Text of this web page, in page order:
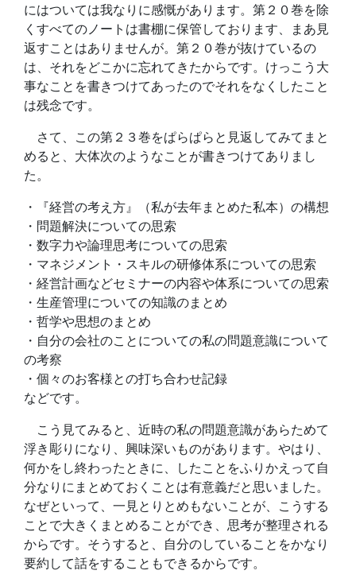
にはついては我なりに感慨があります。第２０巻を除
くすべてのノートは書棚に保管しております、まあ見
返すことはありませんが。第２０巻が抜けているの
は、それをどこかに忘れてきたからです。けっこう大
事なことを書きつけてあったのでそれをなくしたこと
は残念です。
さて、この第２３巻をぱらぱらと見返してみてまと
めると、大体次のようなことが書きつけてありまし
た。
・『経営の考え方』（私が去年まとめた私本）の構想
・問題解決についての思索
・数字力や論理思考についての思索
・マネジメント・スキルの研修体系についての思索
・経営計画などセミナーの内容や体系についての思索
・生産管理についての知識のまとめ
・哲学や思想のまとめ
・自分の会社のことについての私の問題意識について
の考察
・個々のお客様との打ち合わせ記録
などです。
こう見てみると、近時の私の問題意識があらためて
浮き彫りになり、興味深いものがあります。やはり、
何かをし終わったときに、したことをふりかえって自
分なりにまとめておくことは有意義だと思いました。
なぜといって、一見とりとめもないことが、こうする
ことで大きくまとめることができ、思考が整理される
からです。そうすると、自分のしていることをかなり
要約して話をすることもできるからです。